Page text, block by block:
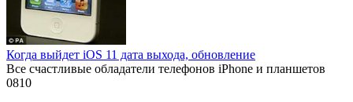
Когда выйдет iOS 11 дата выхода, обновление
Все счастливые обладатели телефонов iPhone и планшетов
0810